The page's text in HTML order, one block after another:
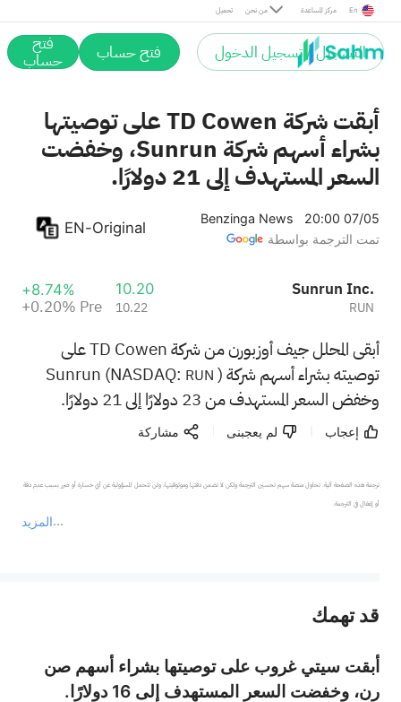
تحميل من نحن مركز المساعدة En
التسجيل / تسجيل الدخول فتح حساب فتح
حساب
أبقت شركة TD Cowen على توصيتها
بشراء أسهم شركة Sunrun، وخفضت
السعر المستهدف إلى 21 دولارًا.
Benzinga News
20:00 07/05
تمت الترجمة بواسطة
EN-Original
Sunrun Inc.
RUN
10.20
10.22
+8.74%
+0.20% Pre
أبقى المحلل جيف أوزبورن من شركة TD Cowen على
توصيته بشراء أسهم شركة Sunrun (NASDAQ:
RUN )
وخفض السعر المستهدف من 23 دولارًا إلى 21 دولارًا.
إعجاب لم يعجبنى مشاركة
المزيد
ترجمة هذه الصفحة آلية. تحاول منصة سهم تحسين الترجمة ولكن لا تضمن دقتها وموثوقيتها، ولن تتحمل المسؤولية عن أي خسارة أو ضرر بسبب عدم دقة
أو إغفال في الترجمة.
عند الضرورة، يرجى استشارة مستشار استثمار محترف. لا تقدم منصة سهم أي مشورة استثمارية، ولا تقدم أي التزامات أو ضمانات.
قد تهمك
أبقت سيتي غروب على توصيتها بشراء أسهم صن
رن، وخفضت السعر المستهدف إلى 16 دولارًا.